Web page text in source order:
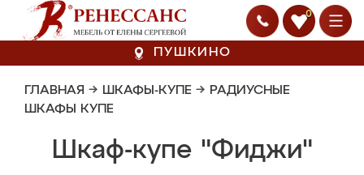
0
ПУШКИНО
ГЛАВНАЯ → ШКАФЫ-КУПЕ → РАДИУСНЫЕ
ШКАФЫ КУПЕ
Шкаф-купе "Фиджи"